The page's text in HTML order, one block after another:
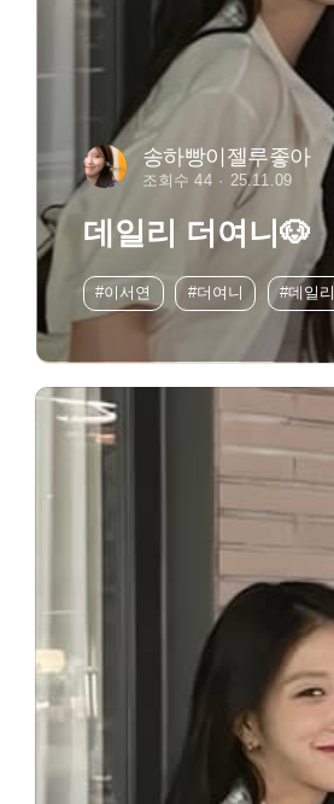
송하빵이젤루좋아
조회수 44 25.11.09
데일리 더여니🐶
#이서연 #더여니 #데일리